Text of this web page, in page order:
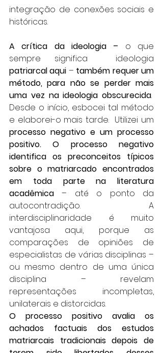
integração de conexões sociais e
históricas.
A crítica da ideologia – o que
patriarcal aqui – também requer um
método, para não se perder mais
uma vez na ideologia obscurecida.
Desde o início, esbocei tal método
processo negativo e um processo
positivo. O processo negativo
identifica os preconceitos típicos
sobre o matriarcado encontrados
em toda parte na literatura
acadêmica – até o ponto da
autocontradição. A
interdisciplinaridade é muito
vantajosa aqui, porque as
comparações de opiniões de
especialistas de várias disciplinas –
ou mesmo dentro de uma única
disciplina – revelam
representações incompletas,
unilaterais e distorcidas.
O processo positivo avalia os
achados factuais dos estudos
matriarcais tradicionais depois de